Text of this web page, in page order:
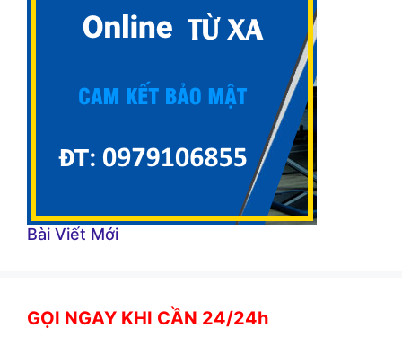
Bài Viết Mới
GỌI NGAY KHI CẦN 24/24h